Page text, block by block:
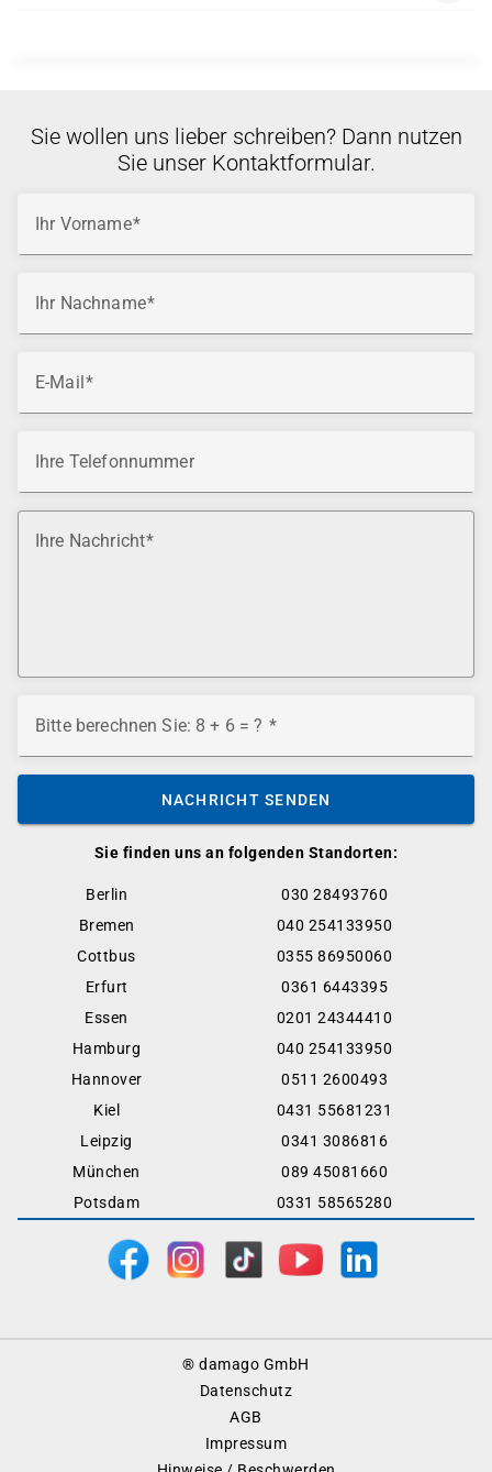
Sie finden uns an folgenden Standorten:
Berlin
030 28493760
Bremen
040 254133950
Cottbus
0355 86950060
Erfurt
0361 6443395
Essen
0201 24344410
Hamburg
040 254133950
Hannover
0511 2600493
Kiel
0431 55681231
Leipzig
0341 3086816
München
089 45081660
Potsdam
0331 58565280
Sie wollen uns lieber schreiben? Dann nutzen
Sie unser Kontaktformular.
Ihr Vorname
Ihr Nachname
E-Mail
Ihre Telefonnummer
Ihre Nachricht
Bitte berechnen Sie: 8 + 6 = ?
NACHRICHT SENDEN
® damago GmbH
Datenschutz
AGB
Impressum